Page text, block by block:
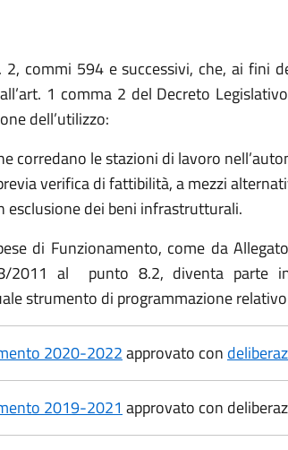
2, commi 594 e successivi, che, ai
1 comma 2 del Decreto
dell’utilizzo:
corredano le stazioni di lavoro
verifica di fattibilità, a mezzi
esclusione dei beni infrastrutturali.
di Funzionamento, come da
2011 al punto 8.2, diventa parte
strumento di programmazione
2020-2022approvato con
2019-2021 approvato con